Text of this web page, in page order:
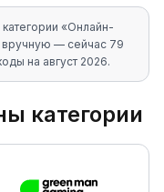
«Онлайн-
вручную — сейчас 79
на август 2026.
категории